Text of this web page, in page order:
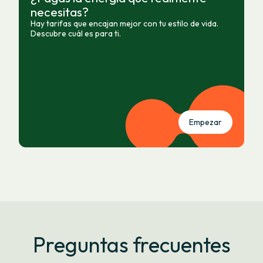
necesitas?
Hay tarifas que encajan mejor con tu estilo de vida.
Descubre cuál es para ti.
Empezar
Preguntas frecuentes